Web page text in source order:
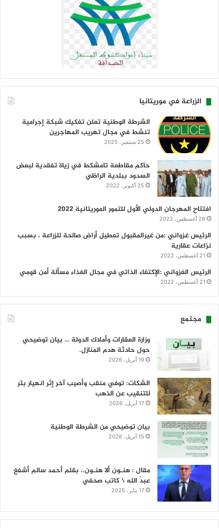
الزراعة في موريتانيا
الشرطة الوطنية تعلن تفكيك شبكة إجرامية
تنشط في مجال تهريب المهاجرين
25 سبتمبر، 2025
حاكم مقاطعة تامشكط في زياة تفقدية لبعض
السدود ببلدية الراظي
25 أكتوبر، 2022
افتتاح المهرجان الدولي الأول للتمور الموريتانية 2022
26 أغسطس، 2022
الرئيس غزواني :من غيرالمقبول تعطيل أراض صالحة للزراعة ، بسبب
نزاعات عقارية
21 أغسطس، 2022
الرئيس الغزواني :الإكتفاء الذاتي في مجال الغذاء مسألة أمن قومي
21 أغسطس، 2022
مجتمع
وزارة العقارات وأملاك الدولة … بيان توضيحي
حول حادثة هدم المنازل.
19 أبريل، 2026
الشكات: توفي منقب وأصيب آخر إثر انهيار بئر
للتنقيب عن الذهب
17 أبريل، 2026
بيان توضيحي من الشرطة الوطنية
15 أبريل، 2026
مقال : هنـون ألا هنـون.. بقلم أحمد سالم أشفغ
عبدُ الله \ كاتب صحفي
17 يناير، 2025